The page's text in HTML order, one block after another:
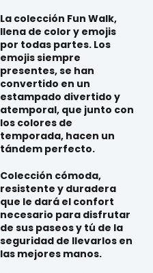
La colección Fun Walk,
llena de color y emojis
por todas partes. Los
emojis siempre
presentes, se han
convertido en un
estampado divertido y
atemporal, que junto con
los colores de
temporada, hacen un
tándem perfecto.
Colección cómoda,
resistente y duradera
que le dará el confort
necesario para disfrutar
de sus paseos y tú de la
seguridad de llevarlos en
las mejores manos.